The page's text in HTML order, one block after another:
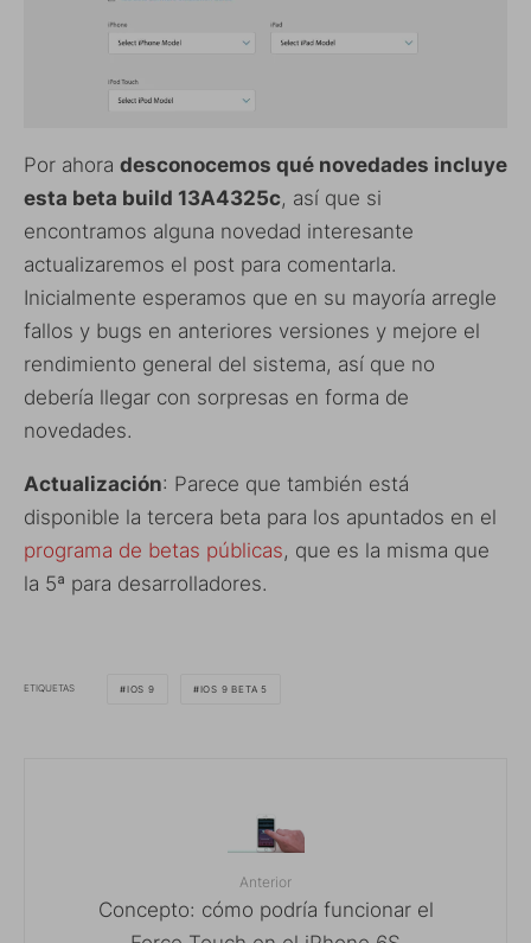
Por ahora desconocemos qué novedades incluye
esta beta build 13A4325c, así que si
encontramos alguna novedad interesante
actualizaremos el post para comentarla.
Inicialmente esperamos que en su mayoría arregle
fallos y bugs en anteriores versiones y mejore el
rendimiento general del sistema, así que no
debería llegar con sorpresas en forma de
novedades.
Actualización: Parece que también está
disponible la tercera beta para los apuntados en el
programa de betas públicas, que es la misma que
la 5ª para desarrolladores.
ETIQUETAS IOS 9 IOS 9 BETA 5
Anterior
Concepto: cómo podría funcionar el